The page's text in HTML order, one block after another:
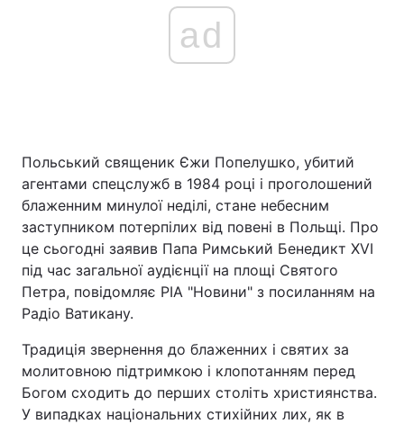
ad
Польський священик Єжи Попелушко, убитий
агентами спецслужб в 1984 році і проголошений
блаженним минулої неділі, стане небесним
заступником потерпілих від повені в Польщі. Про
це сьогодні заявив Папа Римський Бенедикт XVI
під час загальної аудієнції на площі Святого
Петра, повідомляє РІА "Новини" з посиланням на
Радіо Ватикану.
Традиція звернення до блаженних і святих за
молитовною підтримкою і клопотанням перед
Богом сходить до перших століть християнства.
У випадках національних стихійних лих, як в